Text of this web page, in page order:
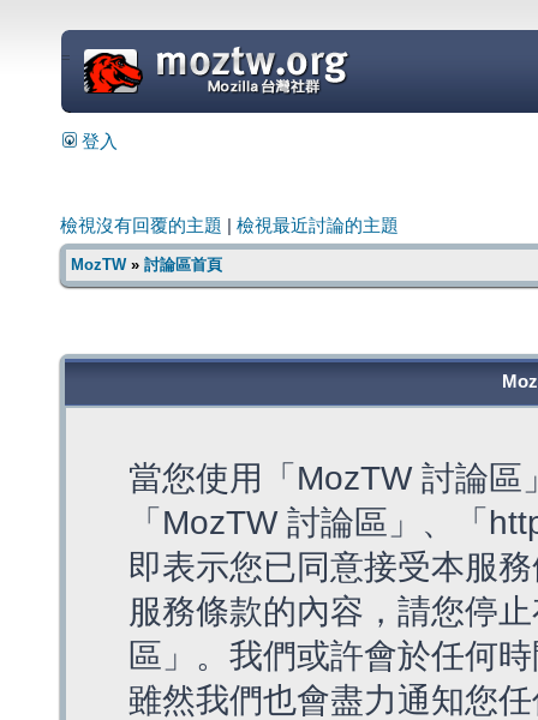
=
登入
檢視沒有回覆的主題 檢視最近討論的主題
MozTW» 討論區首頁
當您使用「MozTW 討論
「MozTW 討論區」、「
即表示您已同意接受本服
服務條款的內容，請您停
區」。我們或許會於任何
雖然我們也會盡力通知您